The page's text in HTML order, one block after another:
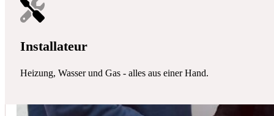
Installateur
Heizung, Wasser und Gas - alles aus einer Hand.